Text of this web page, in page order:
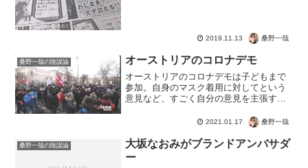
2019.11.13 桑野一哉
桑野一哉の陰謀論 オーストリアのコロナデモ
オーストリアのコロナデモは子どもまで
参加。自身のマスク着用に対してという
意見など、すごく自分の意見を主張する
例もなく、議論のすり替えで逃げてばか
リアでは、独裁政権下に課...
2021.01.17 桑野一哉
桑野一哉の陰謀論
大坂なおみがブランドアンバサダ
ー